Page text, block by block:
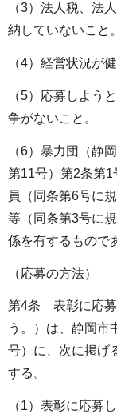
（3）法人税、法
納していないこと。
（4）経営状況が
（5）応募しよう
争がないこと。
（6）暴力団（静
第11号）第2条第1
員（同条第6号に
等（同条第3号に
係を有するもので
（応募の方法）
第4条 表彰に応募
う。）は、静岡市
号）に、次に掲げ
する。
（1）表彰に応募